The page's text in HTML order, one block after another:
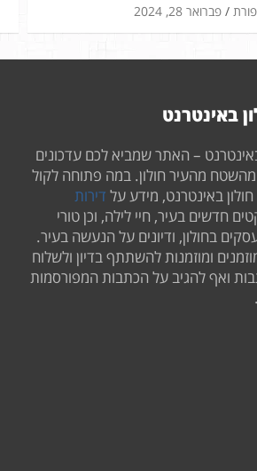
פברואר 28, 2024
באינטרנט
– האתר שמביא לכם עדכונים
מהשטח מהעיר חולון. במה פתוחה לקול
באינטרנט, מידע על דירות
חדשים בעיר, חיי לילה, וכן טורי
בחולון, ודיונים על הנעשה בעיר.
ומוזמנות להשתתף בדיון ולשלוח
ואף להגיב על הכתבות המפורסמות